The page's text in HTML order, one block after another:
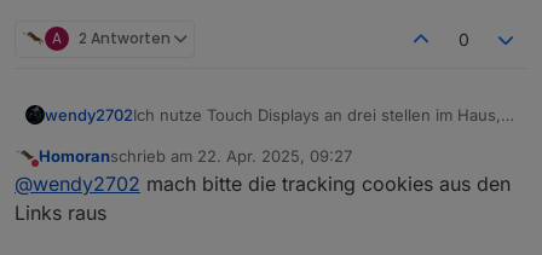
A 2 Antworten 0
wendy2702Ich nutze Touch Displays an drei stellen im Haus,
verfügung stehenden Platzes. Alle drei gleiche
Auflösung FHD
https://www.amazon.de/dp/B0CS37PCDS
Nicht stören
Homoranschrieb am 22. Apr. 2025, 09:27
zuletzt editiert von
@wendy2702 mach bitte die tracking cookies aus den
Links raus